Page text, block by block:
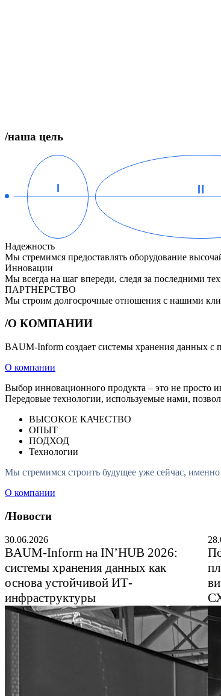
/наша цель
Надежность
Мы стремимся предоставлять оборудование
Инновации
Мы всегда на шаг впереди, следя за последними
ПАРТНЕРСТВО
Мы строим долгосрочные отношения с нашими
/О КОМПАНИИ
BAUM-Inform создает системы хранения данных
О компании
Выбор инновационного продукта – это не просто
Передовые технологии, используемые нами,
ВЫСОКОЕ КАЧЕСТВО
ОПЫТ
ПОДХОД
Технологии
Мы стремимся строить будущее уже сейчас, именно
О компании
/Новости
30.06.2026
BAUM-Inform на IN’HUB 2026:
системы хранения данных как
основа устойчивой ИТ-
инфраструктуры